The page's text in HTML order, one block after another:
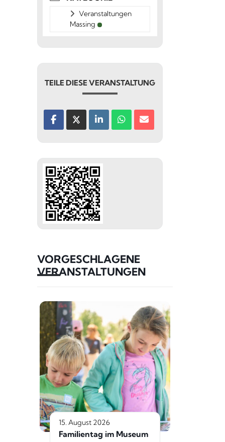
Veranstaltungen
Massing
TEILE DIESE VERANSTALTUNG
VORGESCHLAGENE
VERANSTALTUNGEN
15. August 2026
Familientag im Museum